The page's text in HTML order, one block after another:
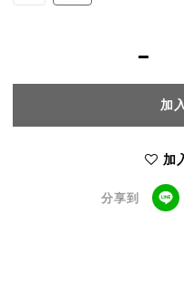
加
加
分享到